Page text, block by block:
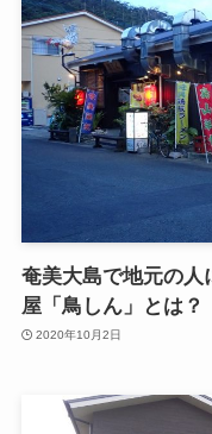
奄美大島で地元の人
屋「鳥しん」とは？
2020年10月2日